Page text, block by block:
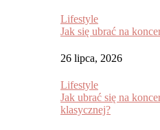
Lifestyle
Jak się ubrać na
26 lipca, 2026
Lifestyle
Jak ubrać się na
klasycznej?